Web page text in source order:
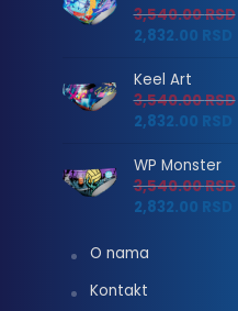
3,540.00RSD
2,832.00 RSD
Keel Art
3,540.00RSD
2,832.00 RSD
WP Monster
3,540.00RSD
2,832.00 RSD
O nama
Kontakt